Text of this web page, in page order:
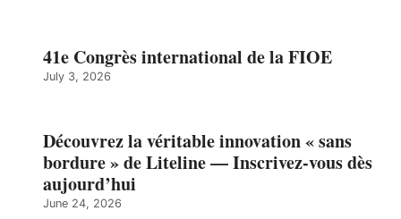
41e Congrès international de la FIOE
July 3, 2026
Découvrez la véritable innovation « sans
bordure » de Liteline — Inscrivez-vous dès
aujourd’hui
June 24, 2026